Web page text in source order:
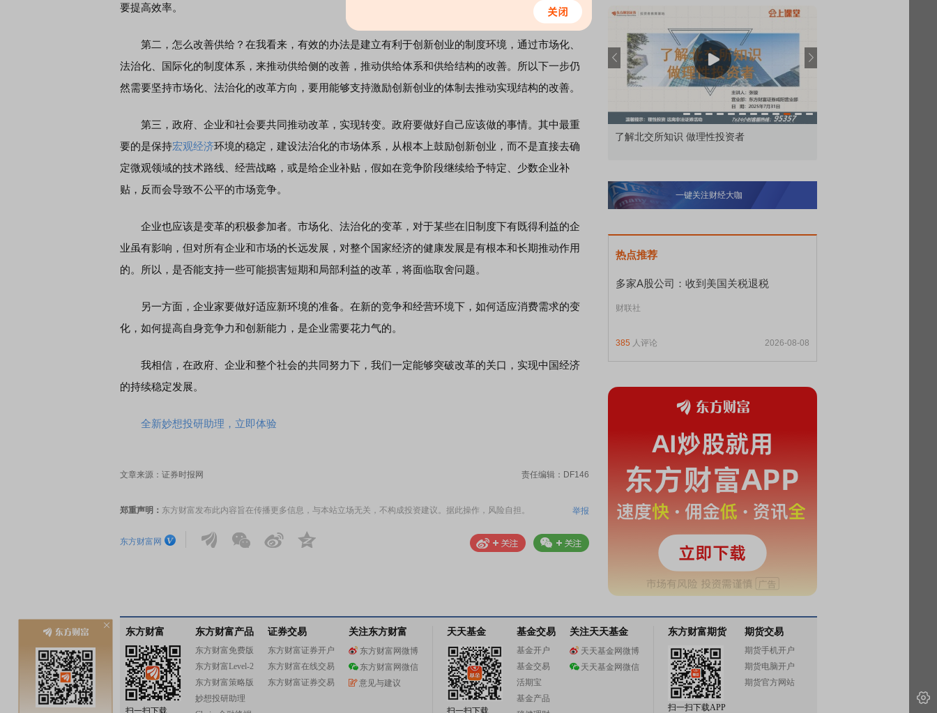
要提高效率。
第二，怎么改善供给？在我看来，有效的办法是建立有利于创新创业的制度环境，通过市场化、
法治化、国际化的制度体系，来推动供给侧的改善，推动供给体系和供给结构的改善。所以下一步仍
然需要坚持市场化、法治化的改革方向，要用能够支持激励创新创业的体制去推动实现结构的改善。
第三，政府、企业和社会要共同推动改革，实现转变。政府要做好自己应该做的事情。其中最重
要的是保持宏观经济环境的稳定，建设法治化的市场体系，从根本上鼓励创新创业，而不是直接去确
定微观领域的技术路线、经营战略，或是给企业补贴，假如在竞争阶段继续给予特定、少数企业补
贴，反而会导致不公平的市场竞争。
企业也应该是变革的积极参加者。市场化、法治化的变革，对于某些在旧制度下有既得利益的企
业虽有影响，但对所有企业和市场的长远发展，对整个国家经济的健康发展是有根本和长期推动作用
的。所以，是否能支持一些可能损害短期和局部利益的改革，将面临取舍问题。
另一方面，企业家要做好适应新环境的准备。在新的竞争和经营环境下，如何适应消费需求的变
化，如何提高自身竞争力和创新能力，是企业需要花力气的。
我相信，在政府、企业和整个社会的共同努力下，我们一定能够突破改革的关口，实现中国经济
的持续稳定发展。
全新妙想投研助理，立即体验
文章来源：证券时报网 责任编辑：DF146
郑重声明： 东方财富发布此内容旨在传播更多信息，与本站立场无关，不构成投资建议。据此操作，风险自担。 举报
东方财富网
风，将吹向何处
了解北交所知识 做理性投资者
一键关注财经大咖
热点推荐
多家A股公司：收到美国关税退税
财联社
385 人评论 2026-08-08
东方财富
扫一扫下载
东方财富产品
东方财富免费版
东方财富Level-2
东方财富策略版
妙想投研助理
证券交易
东方财富证券开户
东方财富在线交易
东方财富证券交易
关注东方财富
东方财富网微博
东方财富网微信
意见与建议
天天基金
扫一扫下载
基金交易
基金开户
基金交易
活期宝
基金产品
关注天天基金
天天基金网微博
天天基金网微信
东方财富期货
扫一扫下载APP
期货交易
期货手机开户
期货电脑开户
期货官方网站